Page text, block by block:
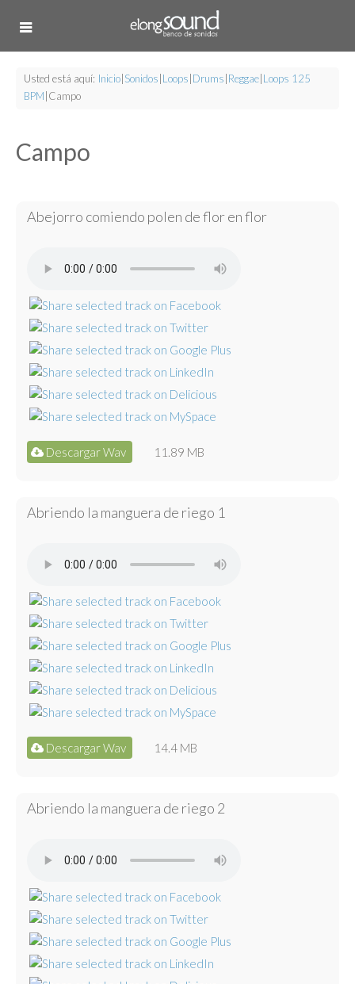
Usted está aquí: Inicio Sonidos Loops Drums Reggae Loops 125
BPM Campo
Campo
Abejorro comiendo polen de flor en flor
Descargar Wav 11.89 MB
Abriendo la manguera de riego 1
Descargar Wav 14.4 MB
Abriendo la manguera de riego 2